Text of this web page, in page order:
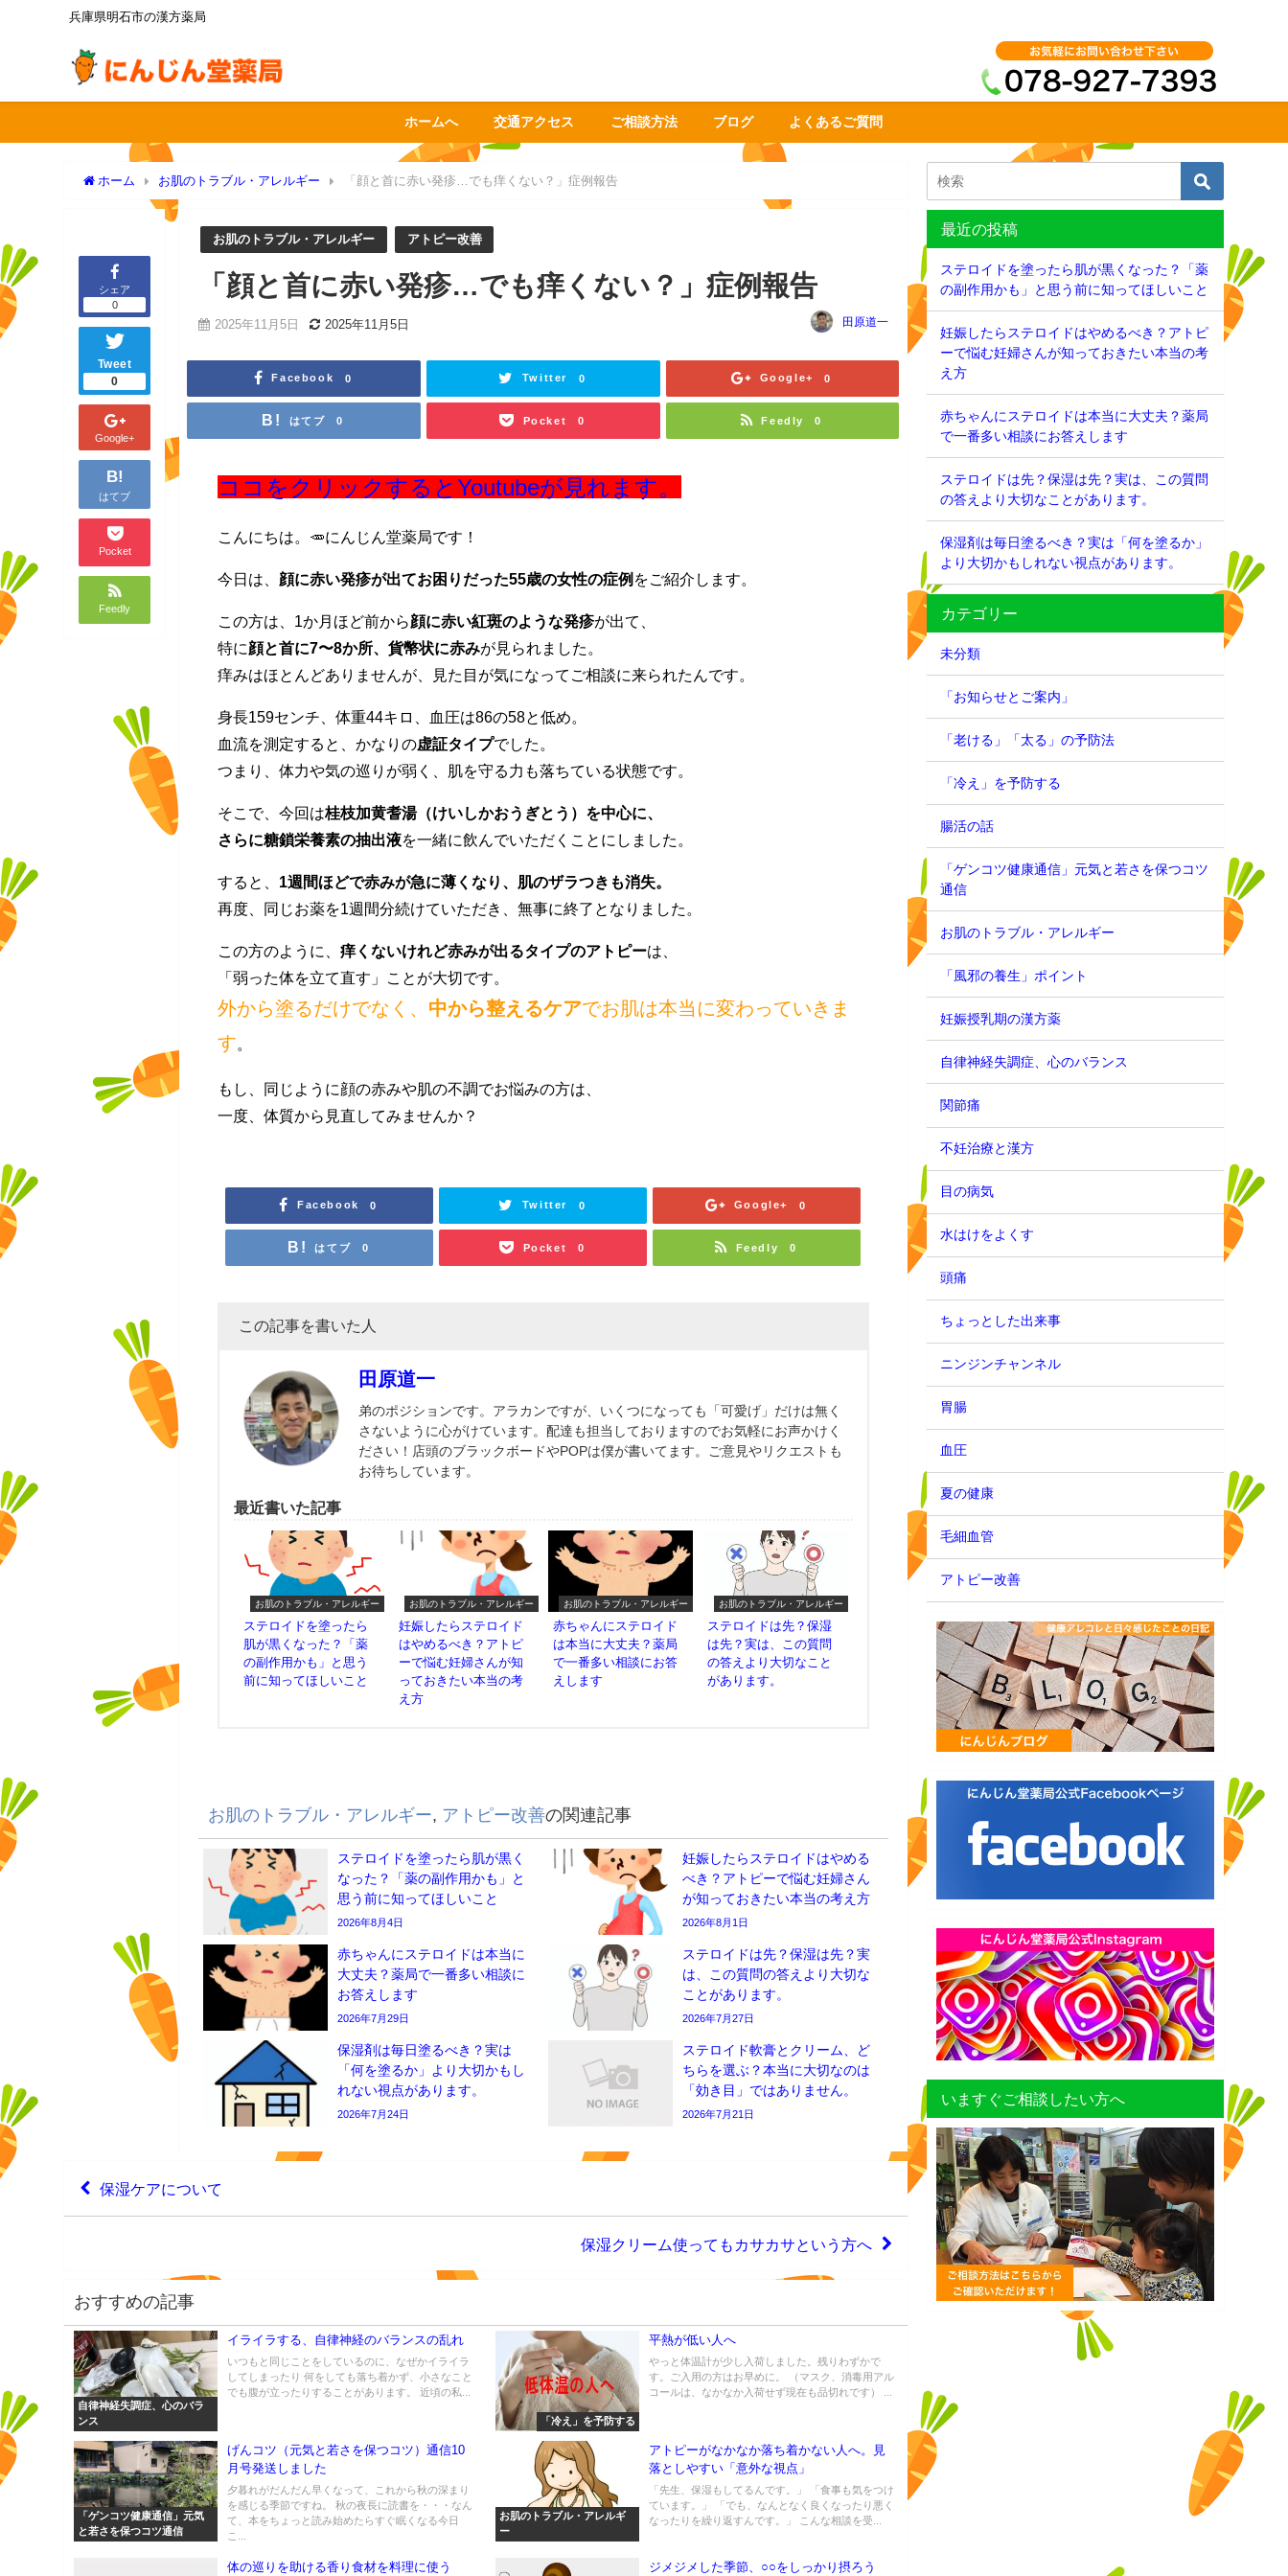
兵庫県明石市の漢方薬局
ホームへ 交通アクセス ご相談方法 ブログ よくあるご質問
ホーム お肌のトラブル・アレルギー 「顔と首に赤い発疹…でも痒くない？」症例報告
シェア
0
Tweet
0
Google+
B!
はてブ
Pocket
Feedly
お肌のトラブル・アレルギー アトピー改善
「顔と首に赤い発疹…でも痒くない？」症例報告
2025年11月5日 2025年11月5日 田原道一
Facebook 0 Twitter 0 Google+ 0
はてブ 0 Pocket 0 Feedly 0
ココをクリックするとYoutubeが見れます。
こんにちは。🥕にんじん堂薬局です！
今日は、 顔に赤い発疹が出てお困りだった55歳の女性の症例 をご紹介します。
この方は、1か月ほど前から顔に赤い紅斑のような発疹が出て、
特に顔と首に7〜8か所、貨幣状に赤みが見られました。
痒みはほとんどありませんが、見た目が気になってご相談に来られたんです。
身長159センチ、体重44キロ、血圧は86の58と低め。
血流を測定すると、かなりの虚証タイプでした。
つまり、体力や気の巡りが弱く、肌を守る力も落ちている状態です。
そこで、今回は桂枝加黄耆湯（けいしかおうぎとう）を中心に、
さらに糖鎖栄養素の抽出液を一緒に飲んでいただくことにしました。
すると、 1週間ほどで赤みが急に薄くなり、肌のザラつきも消失。
再度、同じお薬を1週間分続けていただき、無事に終了となりました。
この方のように、痒くないけれど赤みが出るタイプのアトピーは、
「弱った体を立て直す」ことが大切です。
外から塗るだけでなく、 中から整えるケアでお肌は本当に変わっていきま
す
もし、同じように顔の赤みや肌の不調でお悩みの方は、
一度、体質から見直してみませんか？
Facebook 0 Twitter 0 Google+ 0
はてブ 0 Pocket 0 Feedly 0
この記事を書いた人
田原道一
弟のポジションです。アラカンですが、いくつになっても「可愛げ」だけは無く
さないように心がけています。配達も担当しておりますのでお気軽にお声かけく
ださい！店頭のブラックボードやPOPは僕が書いてます。ご意見やリクエストも
お待ちしています。
最近書いた記事
お肌のトラブル・アレルギー
ステロイドを塗ったら
肌が黒くなった？「薬
の副作用かも」と思う
前に知ってほしいこと
お肌のトラブル・アレルギー
妊娠したらステロイド
はやめるべき？アトピ
ーで悩む妊婦さんが知
っておきたい本当の考
え方
お肌のトラブル・アレルギー
赤ちゃんにステロイド
は本当に大丈夫？薬局
で一番多い相談にお答
えします
お肌のトラブル・アレルギー
ステロイドは先？保湿
は先？実は、この質問
の答えより大切なこと
があります。
お肌のトラブル・アレルギー, アトピー改善の関連記事
ステロイドを塗ったら肌が黒く
なった？「薬の副作用かも」と
思う前に知ってほしいこと
2026年8月4日
妊娠したらステロイドはやめる
べき？アトピーで悩む妊婦さん
が知っておきたい本当の考え方
2026年8月1日
赤ちゃんにステロイドは本当に
大丈夫？薬局で一番多い相談に
お答えします
2026年7月29日
ステロイドは先？保湿は先？実
は、この質問の答えより大切な
ことがあります。
2026年7月27日
保湿剤は毎日塗るべき？実は
「何を塗るか」より大切かもし
れない視点があります。
2026年7月24日
ステロイド軟膏とクリーム、ど
ちらを選ぶ？本当に大切なのは
「効き目」ではありません。
2026年7月21日
保湿ケアについて
保湿クリーム使ってもカサカサという方へ
おすすめの記事
自律神経失調症、心のバラ
ンス
イライラする、自律神経のバランスの乱れ
いつもと同じことをしているのに、なぜかイライラ
してしまったり 何をしても落ち着かず、小さなこと
でも腹が立ったりすることがあります。 近頃の私...
「冷え」を予防する
平熱が低い人へ
やっと体温計が少し入荷しました。残りわずかで
す。ご入用の方はお早めに。 （マスク、消毒用アル
コールは、なかなか入荷せず現在も品切れです） ...
「ゲンコツ健康通信」元気
と若さを保つコツ通信
げんコツ（元気と若さを保つコツ）通信10
月号発送しました
夕暮れがだんだん早くなって、これから秋の深まり
を感じる季節ですね。 秋の夜長に読書を・・・なん
て、本をちょっと読み始めたらすぐ眠くなる今日
こ...
お肌のトラブル・アレルギ
ー
アトピーがなかなか落ち着かない人へ。見
落としやすい「意外な視点」
「先生、保湿もしてるんです。」 「食事も気をつけ
ています。」 「でも、なんとなく良くなったり悪く
なったりを繰り返すんです。」 こんな相談を受...
体の巡りを助ける香り食材を料理に使う ジメジメした季節、○○をしっかり摂ろう
最近の投稿
ステロイドを塗ったら肌が黒くなった？「薬
の副作用かも」と思う前に知ってほしいこと
妊娠したらステロイドはやめるべき？アトピ
ーで悩む妊婦さんが知っておきたい本当の考
え方
赤ちゃんにステロイドは本当に大丈夫？薬局
で一番多い相談にお答えします
ステロイドは先？保湿は先？実は、この質問
の答えより大切なことがあります。
保湿剤は毎日塗るべき？実は「何を塗るか」
より大切かもしれない視点があります。
カテゴリー
未分類
「お知らせとご案内」
「老ける」「太る」の予防法
「冷え」を予防する
腸活の話
「ゲンコツ健康通信」元気と若さを保つコツ
通信
お肌のトラブル・アレルギー
「風邪の養生」ポイント
妊娠授乳期の漢方薬
自律神経失調症、心のバランス
関節痛
不妊治療と漢方
目の病気
水はけをよくす
頭痛
ちょっとした出来事
ニンジンチャンネル
胃腸
血圧
夏の健康
毛細血管
アトピー改善
いますぐご相談したい方へ